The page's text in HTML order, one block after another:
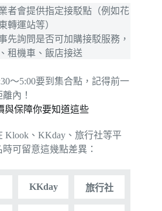
者會提供指定接駁點（例如花
轉運站等）
先詢問是否可加購接駁服務，
租機車、飯店接送
～5:00要到集合點，記得前一
內！
與保障你要知道這些
Klook、KKday、旅行社等平
可留意這幾點差異：
KKday 旅行社